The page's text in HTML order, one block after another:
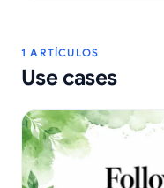
1 ARTÍCULOS
Use cases